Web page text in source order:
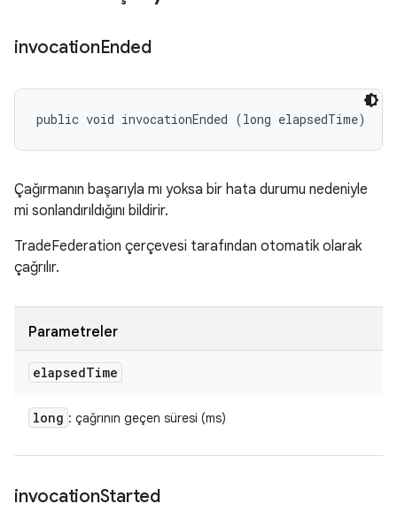
invocationEnded
public void invocationEnded (long elapsedTime)
Çağırmanın başarıyla mı yoksa bir hata durumu nedeniyle
mi sonlandırıldığını bildirir.
TradeFederation çerçevesi tarafından otomatik olarak
çağrılır.
Parametreler
elapsedTime
long : çağrının geçen süresi (ms)
invocationStarted